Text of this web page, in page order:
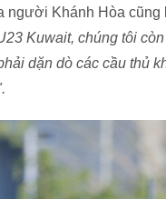
Khánh Hòa cũng
Kuwait, chúng tôi
dặn dò các cầu thủ